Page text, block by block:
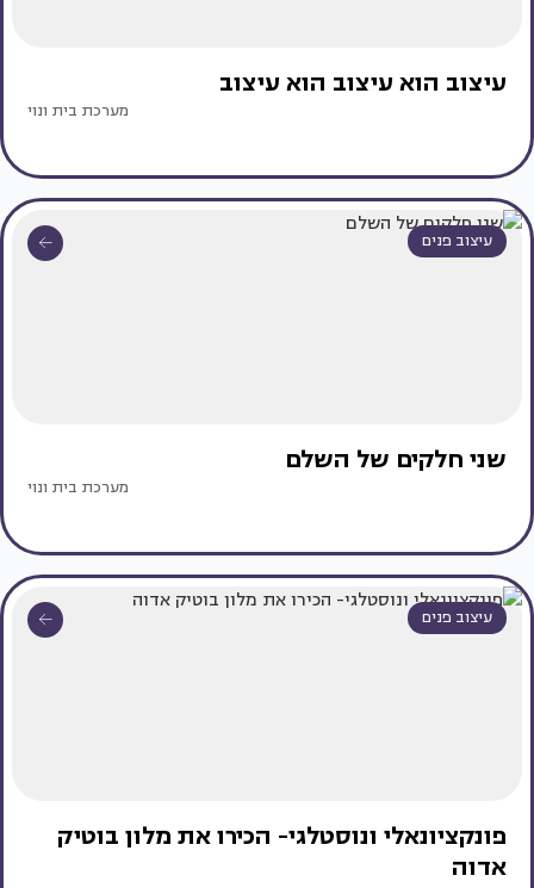
עיצוב הוא עיצוב הוא עיצוב
מערכת בית ונוי
עיצוב פנים
שני חלקים של השלם
מערכת בית ונוי
עיצוב פנים
פונקציונאלי ונוסטלגי- הכירו את מלון בוטיק
אדוה